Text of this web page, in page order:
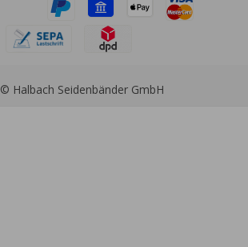
© Halbach Seidenbänder GmbH